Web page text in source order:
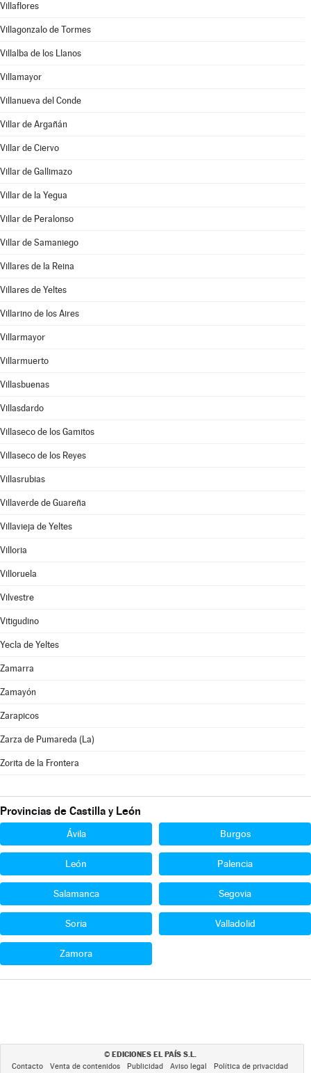
Villaflores
Villagonzalo de Tormes
Villalba de los Llanos
Villamayor
Villanueva del Conde
Villar de Argañán
Villar de Ciervo
Villar de Gallimazo
Villar de la Yegua
Villar de Peralonso
Villar de Samaniego
Villares de la Reina
Villares de Yeltes
Villarino de los Aires
Villarmayor
Villarmuerto
Villasbuenas
Villasdardo
Villaseco de los Gamitos
Villaseco de los Reyes
Villasrubias
Villaverde de Guareña
Villavieja de Yeltes
Villoria
Villoruela
Vilvestre
Vitigudino
Yecla de Yeltes
Zamarra
Zamayón
Zarapicos
Zarza de Pumareda (La)
Zorita de la Frontera
Provincias de Castilla y León
Ávila Burgos
León Palencia
Salamanca Segovia
Soria Valladolid
Zamora
© EDICIONES EL PAÍS S.L.
Contacto Venta de contenidos Publicidad Aviso legal Política de privacidad